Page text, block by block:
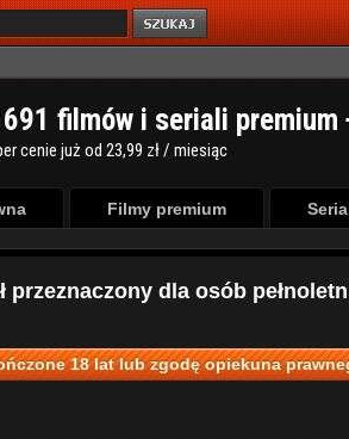
691 filmów i seriali premium
cenie już od 23,99 zł / miesiąc
Filmy premium
przeznaczony dla osób
18 lat lub zgodę opiekuna